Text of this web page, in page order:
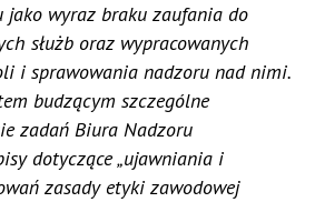
jako wyraz braku zaufania do
służb oraz wypracowanych
i sprawowania nadzoru nad nimi.
budzącym szczególne
zadań Biura Nadzoru
dotyczące „ujawniania i
zasady etyki zawodowej